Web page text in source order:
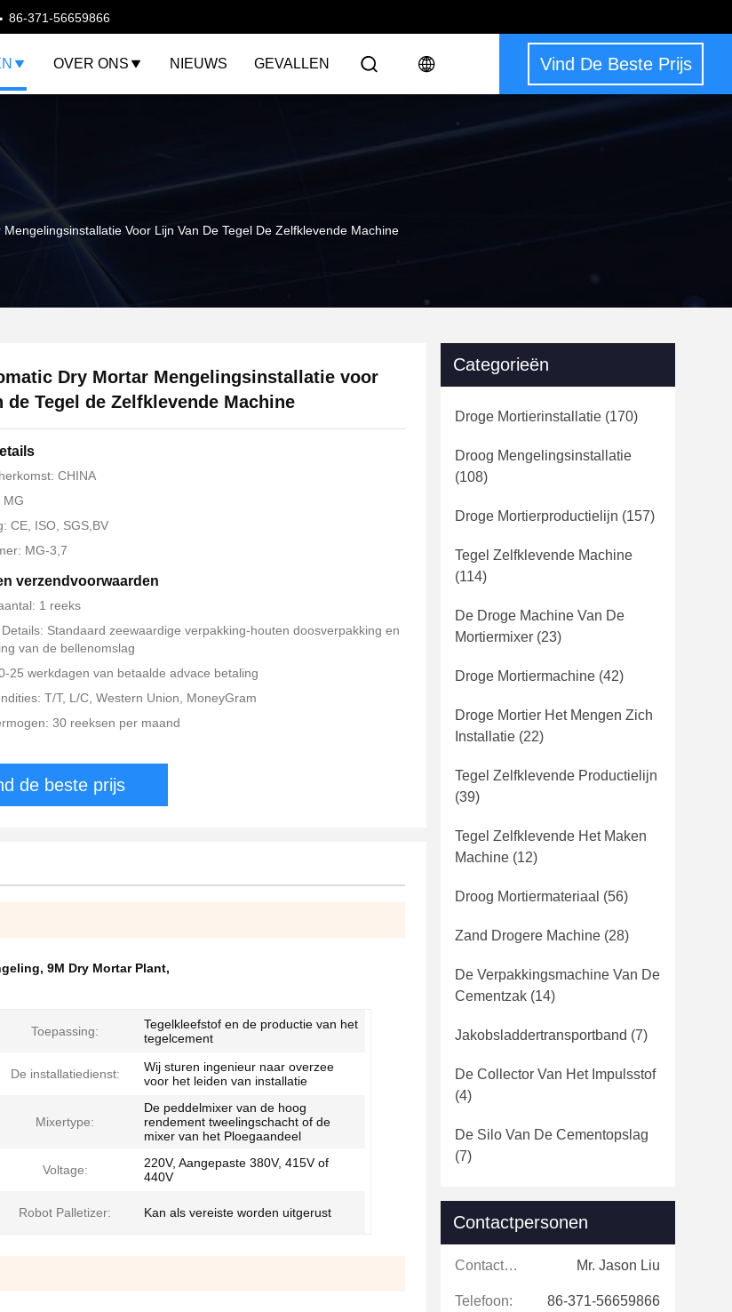
86-371-56659866
OVER ONS NIEUWS GEVALLEN Vind De Beste Prijs
Voor Lijn Van De Tegel De Zelfklevende Machine
Dry Mortar Mengelingsinstallatie voor
de Tegel de Zelfklevende Machine
CHINA
MG
CE, ISO, SGS,BV
MG-3,7
verzendvoorwaarden
1 reeks
Standaard zeewaardige verpakking-houten doosverpakking en
van de bellenomslag
25 werkdagen van betaalde advace betaling
T/T, L/C, Western Union, MoneyGram
30 reeksen per maand
de beste prijs
, 9M Dry Mortar Plant,
Toepassing:
Tegelkleefstof en de productie van het
tegelcement
De installatiedienst:
Wij sturen ingenieur naar overzee
voor het leiden van installatie
Mixertype:
De peddelmixer van de hoog
rendement tweelingschacht of de
mixer van het Ploegaandeel
Voltage:
220V, Aangepaste 380V, 415V of
440V
Robot Palletizer: Kan als vereiste worden uitgerust
Categorieën
Droge Mortierinstallatie (170)
Droog Mengelingsinstallatie
(108)
Droge Mortierproductielijn (157)
Tegel Zelfklevende Machine
(114)
De Droge Machine Van De
Mortiermixer (23)
Droge Mortiermachine (42)
Droge Mortier Het Mengen Zich
Installatie (22)
Tegel Zelfklevende Productielijn
(39)
Tegel Zelfklevende Het Maken
Machine (12)
Droog Mortiermateriaal (56)
Zand Drogere Machine (28)
De Verpakkingsmachine Van De
Cementzak (14)
Jakobsladdertransportband (7)
De Collector Van Het Impulsstof
(4)
De Silo Van De Cementopslag
(7)
Contactpersonen
Contactpersonen: Mr. Jason Liu
Telefoon: 86-371-56659866